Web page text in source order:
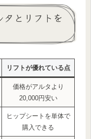
とリフトを
リフトが優れている点
価格がアルタより
20,000円安い
ヒップシートを単体で
購入できる